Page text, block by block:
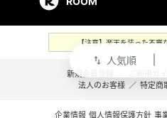
swap_vert 人気順
【注意】楽天を装った不審
新規会員登録
法人のお客様 ／ 特定商
企業情報 個人情報保護方針 事